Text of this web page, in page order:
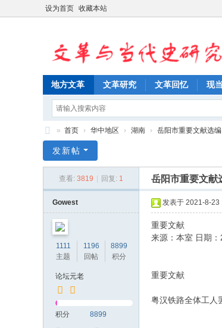
设为首页 收藏本站
地方文革 文革研究 文革回忆 现
革
» 首页 › 华中地区 › 湖南 › 岳阳市重要文献选
发新帖
查看: 3819 回复: 1 岳阳市重要文献
Gowest
1111
主题
1196
回帖
8899
积分
论坛元老
积分 8899
发表于 2021-8-23
重要文献
来源：本室 日期
重要文献
粤汉铁路全体工人